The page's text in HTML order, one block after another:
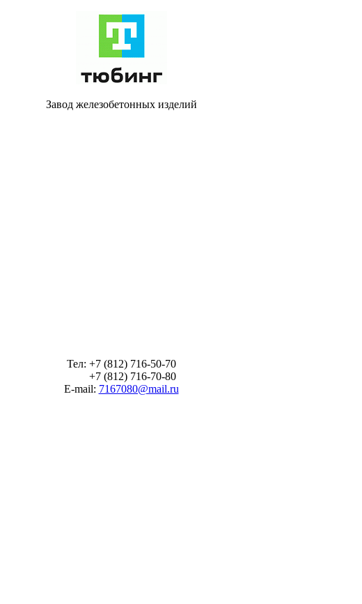
Завод железобетонных изделий
Тел: +7 (812) 716-50-70
+7 (812) 716-70-80
E-mail: 7167080@mail.ru